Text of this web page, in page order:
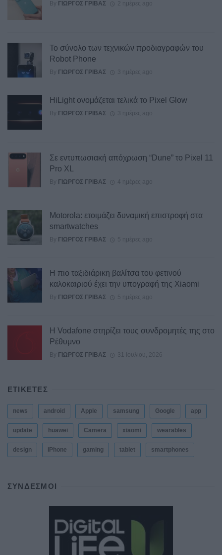
By ΓΙΏΡΓΟΣ ΓΡΊΒΑΣ 2 ημέρες ago
Το σύνολο των τεχνικών προδιαγραφών του
Robot Phone
By ΓΙΏΡΓΟΣ ΓΡΊΒΑΣ 3 ημέρες ago
HiLight ονομάζεται τελικά το Pixel Glow
By ΓΙΏΡΓΟΣ ΓΡΊΒΑΣ 3 ημέρες ago
Σε εντυπωσιακή απόχρωση “Dune” το Pixel 11
Pro XL
By ΓΙΏΡΓΟΣ ΓΡΊΒΑΣ 4 ημέρες ago
Motorola: ετοιμάζει δυναμική επιστροφή στα
smartwatches
By ΓΙΏΡΓΟΣ ΓΡΊΒΑΣ 5 ημέρες ago
Η πιο ταξιδιάρικη βαλίτσα του φετινού
καλοκαιριού έχει την υπογραφή της Xiaomi
By ΓΙΏΡΓΟΣ ΓΡΊΒΑΣ 5 ημέρες ago
Η Vodafone στηρίζει τους συνδρομητές της στο
Ρέθυμνο
By ΓΙΏΡΓΟΣ ΓΡΊΒΑΣ 31 Ιουλίου, 2026
ΕΤΙΚΕΤΕΣ
news android Apple samsung Google app
update huawei Camera xiaomi wearables
design iPhone gaming tablet smartphones
ΣΎΝΔΕΣΜΟΙ